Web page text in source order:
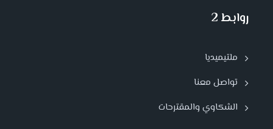
روابط 2
ملتيميديا
تواصل معنا
الشكاوي والمقترحات